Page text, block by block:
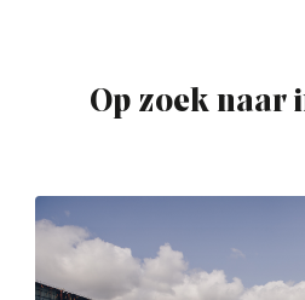
Op zoek naar